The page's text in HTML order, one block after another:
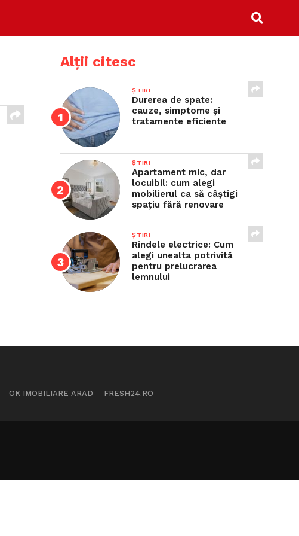
Alții citesc
ȘTIRI
Durerea de spate:
cauze, simptome și
tratamente eficiente
ȘTIRI
Apartament mic, dar
locuibil: cum alegi
mobilierul ca să câștigi
spațiu fără renovare
ȘTIRI
Rindele electrice: Cum
alegi unealta potrivită
pentru prelucrarea
lemnului
OK IMOBILIARE ARAD FRESH24.RO